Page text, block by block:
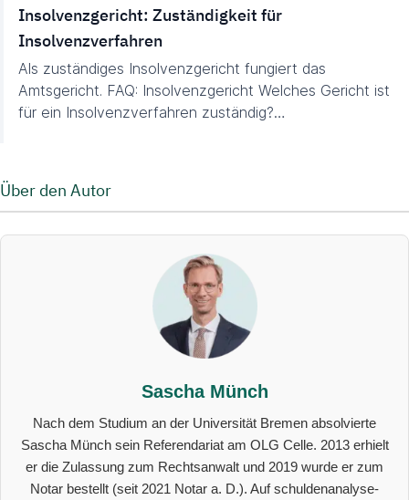
Insolvenzgericht: Zuständigkeit für
Insolvenzverfahren
Als zuständiges Insolvenzgericht fungiert das
Amtsgericht. FAQ: Insolvenzgericht Welches Gericht ist
für ein Insolvenzverfahren zuständig?…
Über den Autor
Sascha Münch
Nach dem Studium an der Universität Bremen absolvierte
Sascha Münch sein Referendariat am OLG Celle. 2013 erhielt
er die Zulassung zum Rechtsanwalt und 2019 wurde er zum
Notar bestellt (seit 2021 Notar a. D.). Auf schuldenanalyse-